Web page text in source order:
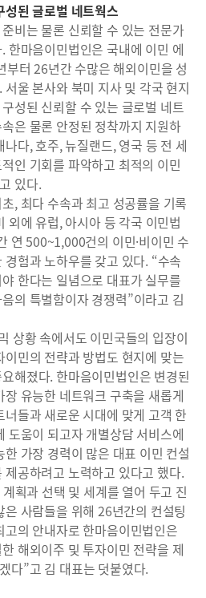
된 글로벌 네트웍스
비는 물론 신뢰할 수 있는 전문가
한마음이민법인은 국내에 이민 에
터 26년간 수많은 해외이민을 성
울 본사와 북미 지사 및 각국 현지
성된 신뢰할 수 있는 글로벌 네트
은 물론 안정된 정착까지 지원하
다, 호주, 뉴질랜드, 영국 등 전 세
인 기회를 파악하고 최적의 이민
있다.
, 최다 수속과 최고 성공률을 기록
외에 유럽, 아시아 등 각국 이민법
연 500~1,000건의 이민·비이민 수
험과 노하우를 갖고 있다. “수속
한다는 일념으로 대표가 실무를
의 특별함이자 경쟁력”이라고 김
상황 속에서도 이민국들의 입장이
민의 전략과 방법도 현지에 맞는
해졌다. 한마음이민법인은 변경된
유능한 네트워크 구축을 새롭게
들과 새로운 시대에 맞게 고객 한
도움이 되고자 개별상담 서비스에
가장 경력이 많은 대표 이민 컨설
공하려고 노력하고 있다고 했다.
획과 선택 및 세계를 열어 두고 진
사람들을 위해 26년간의 컨설팅
의 안내자로 한마음이민법인은
해외이주 및 투자이민 전략을 제
다”고 김 대표는 덧붙였다.